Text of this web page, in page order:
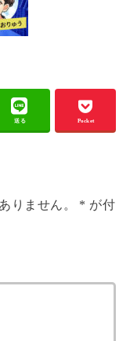
送る Pocket
りません。 * が付